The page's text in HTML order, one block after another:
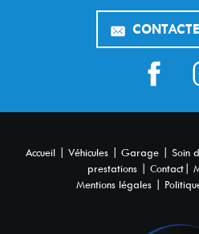
Accueil | Véhicules | Garage | Soin
prestations | Contact |
Mentions légales |